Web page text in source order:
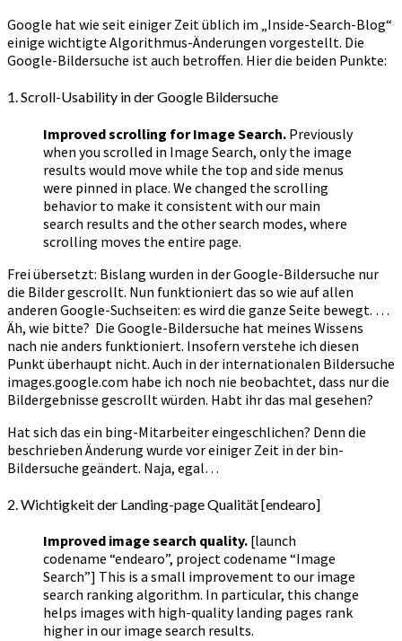
Google hat wie seit einiger Zeit üblich im „Inside-Search-Blog“
einige wichtigte Algorithmus-Änderungen vorgestellt. Die
Google-Bildersuche ist auch betroffen. Hier die beiden Punkte:
1. Scroll-Usability in der Google Bildersuche
Improved scrolling for Image Search. Previously
when you scrolled in Image Search, only the image
results would move while the top and side menus
were pinned in place. We changed the scrolling
behavior to make it consistent with our main
search results and the other search modes, where
scrolling moves the entire page.
Frei übersetzt: Bislang wurden in der Google-Bildersuche nur
die Bilder gescrollt. Nun funktioniert das so wie auf allen
anderen Google-Suchseiten: es wird die ganze Seite bewegt. …
Äh, wie bitte? Die Google-Bildersuche hat meines Wissens
nach nie anders funktioniert. Insofern verstehe ich diesen
Punkt überhaupt nicht. Auch in der internationalen Bildersuche
images.google.com habe ich noch nie beobachtet, dass nur die
Bildergebnisse gescrollt würden. Habt ihr das mal gesehen?
Hat sich das ein bing-Mitarbeiter eingeschlichen? Denn die
beschrieben Änderung wurde vor einiger Zeit in der bin-
Bildersuche geändert. Naja, egal…
2. Wichtigkeit der Landing-page Qualität [endearo]
Improved image search quality. [launch
codename “endearo”, project codename “Image
Search”] This is a small improvement to our image
search ranking algorithm. In particular, this change
helps images with high-quality landing pages rank
higher in our image search results.